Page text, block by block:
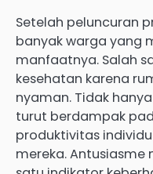
Setelah peluncuran
banyak warga yang
manfaatnya. Salah
kesehatan karena
nyaman. Tidak
turut berdampak
produktivitas
mereka.